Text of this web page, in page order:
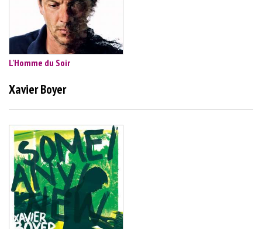
L'Homme du Soir
Xavier Boyer